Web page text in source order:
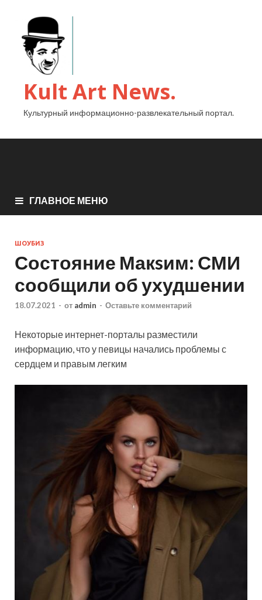
Kult Art News.
Культурный информационно-развлекательный портал.
ГЛАВНОЕ МЕНЮ
ШОУБИЗ
Состояние Макsим: СМИ
сообщили об ухудшении
18.07.2021 - от admin - Оставьте комментарий
Некоторые интернет-порталы разместили
информацию, что у певицы начались проблемы с
сердцем и правым легким